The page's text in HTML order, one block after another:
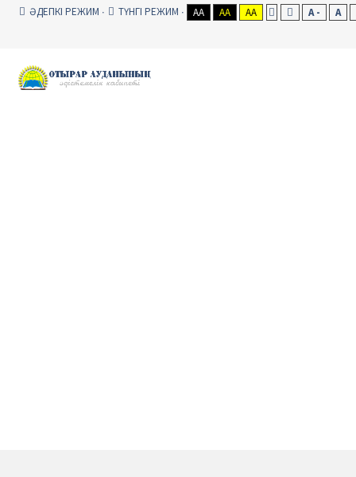
ӘДЕПКІ РЕЖИМ ТҮНГІ РЕЖИМ AA AA AA A - A